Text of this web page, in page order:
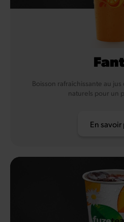
Boisson rafraîchissante au
naturels pour un
En savoir